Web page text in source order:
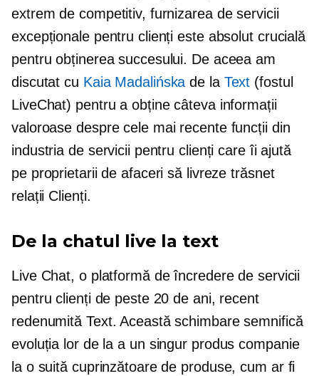
extrem de competitiv, furnizarea de servicii
excepționale pentru clienți este absolut crucială
pentru obținerea succesului. De aceea am
discutat cu Kaia Madalińska de la Text (fostul
LiveChat) pentru a obține câteva informații
valoroase despre cele mai recente funcții din
industria de servicii pentru clienți care îi ajută
pe proprietarii de afaceri să livrezetrăsnet
relații Clienți.
De la chatul live la text
Live Chat, o platformă de încredere de servicii
pentru clienți de peste 20 de ani, recent
redenumită Text. Această schimbare semnifică
evoluția lor de la a un singur produs companie
la o suită cuprinzătoare de produse, cum ar fi